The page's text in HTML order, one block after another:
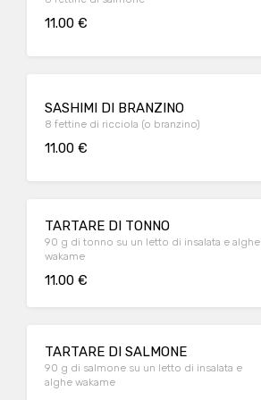
11.00 €
SASHIMI DI BRANZINO
8 fettine di ricciola (o branzino)
11.00 €
TARTARE DI TONNO
90 g di tonno su un letto di insalata e alghe
wakame
11.00 €
TARTARE DI SALMONE
90 g di salmone su un letto di insalata e
alghe wakame